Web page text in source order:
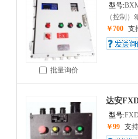
批量询价
型号:
（控制
￥700 支
达安
型号:
￥99 支